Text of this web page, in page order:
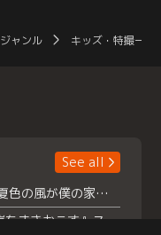
ジャンル キッズ・特撮一覧
See all
浮所飛貴主演！ 【夏色の風が僕の家にやってきた】 本日よりテラサで独占配信スタート！
『夏色の雲が恋と嵐をまきおこす』スペシャルメイキング 【Part1】2026年７月18日（土）23時30分～配信スタート！話題のシーンの裏側を大公開！豪華キャスト大集合！ 『武宮家 真夏の家族会議』開催！